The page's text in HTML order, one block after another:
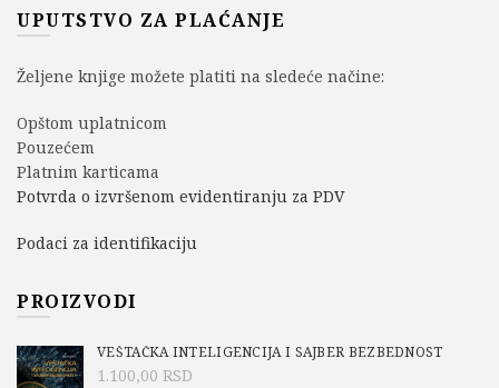
UPUTSTVO ZA PLAĆANJE
Željene knjige možete platiti na sledeće načine:
Opštom uplatnicom
Pouzećem
Platnim karticama
Potvrda o izvršenom evidentiranju za PDV
Podaci za identifikaciju
PROIZVODI
VEŠTAČKA INTELIGENCIJA I SAJBER BEZBEDNOST
1.100,00 RSD